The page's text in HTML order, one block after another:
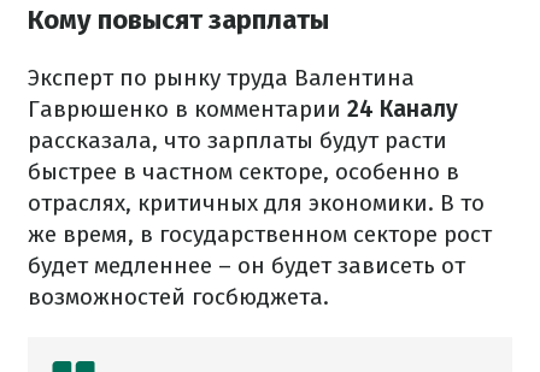
Кому повысят зарплаты
Эксперт по рынку труда Валентина
Гаврюшенко в комментарии 24 Каналу
рассказала, что зарплаты будут расти
быстрее в частном секторе, особенно в
отраслях, критичных для экономики. В то
же время, в государственном секторе рост
будет медленнее – он будет зависеть от
возможностей госбюджета.